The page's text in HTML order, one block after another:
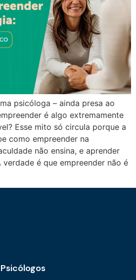
psicóloga – ainda presa ao
é algo extremamente
Esse mito só circula porque a
como empreender na
não ensina, e aprender
verdade é que empreender não é